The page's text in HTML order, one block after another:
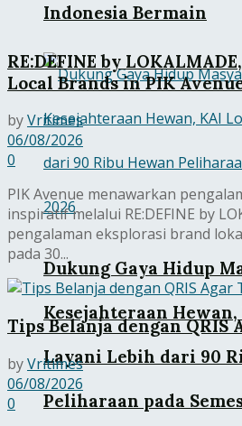
Indonesia Bermain
Dukung Gaya Hidup
Kesejahteraan
Layani Lebih dari 90
Peliharaan pada
RE:DEFINE by
Local Brands in PIK
byVritimes
06/08/2026
0
PIK Avenue menawarkan
inspiratif melalui RE:DEFINE by
pengalaman eksplorasi brand
pada 30...
Tips Belanja dengan QRIS
byVritimes
06/08/2026
0